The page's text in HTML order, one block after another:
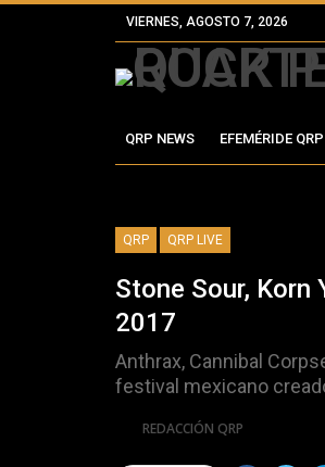
VIERNES, AGOSTO 7, 2026
QRP NEWS EFEMÉRIDE QRP
QRP QRP LIVE
Stone Sour,
2017
Anthrax, Cannibal
festival mexicano
REDACCIÓN QRP